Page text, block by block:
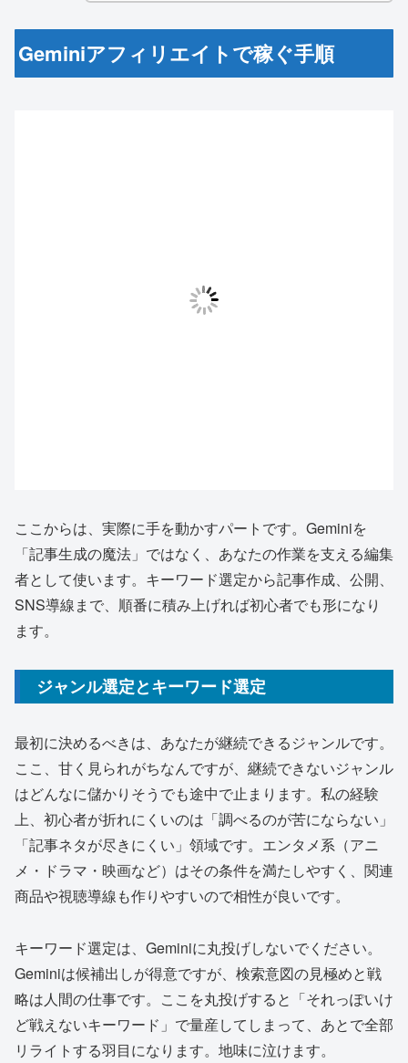
Geminiアフィリエイトで稼ぐ手順
ここからは、実際に手を動かすパートです。Geminiを
「記事生成の魔法」ではなく、あなたの作業を支える編集
者として使います。キーワード選定から記事作成、公開、
SNS導線まで、順番に積み上げれば初心者でも形になり
ます。
ジャンル選定とキーワード選定
最初に決めるべきは、あなたが継続できるジャンルです。
ここ、甘く見られがちなんですが、継続できないジャンル
はどんなに儲かりそうでも途中で止まります。私の経験
上、初心者が折れにくいのは「調べるのが苦にならない」
「記事ネタが尽きにくい」領域です。エンタメ系（アニ
メ・ドラマ・映画など）はその条件を満たしやすく、関連
商品や視聴導線も作りやすいので相性が良いです。
キーワード選定は、Geminiに丸投げしないでください。
Geminiは候補出しが得意ですが、検索意図の見極めと戦
略は人間の仕事です。ここを丸投げすると「それっぽいけ
ど戦えないキーワード」で量産してしまって、あとで全部
リライトする羽目になります。地味に泣けます。